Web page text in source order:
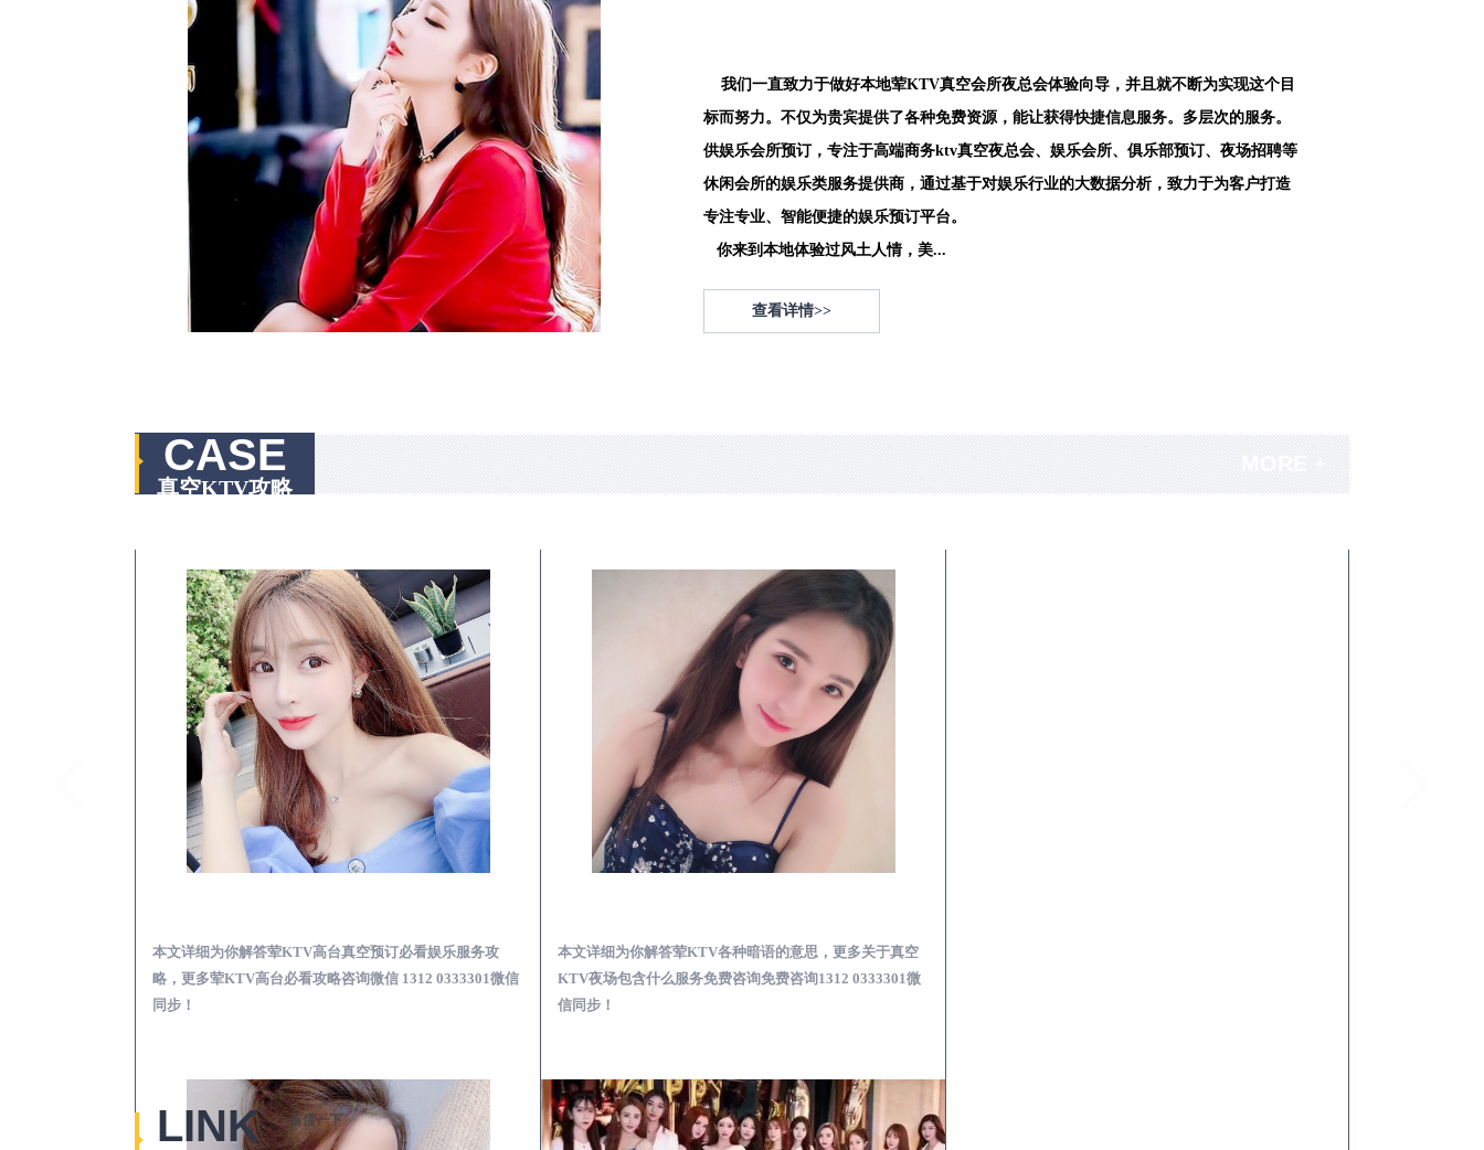
我们一直致力于做好本地荤KTV真空会所夜总会体验向导，并且就不断为实现这个目
标而努力。不仅为贵宾提供了各种免费资源，能让获得快捷信息服务。多层次的服务。
供娱乐会所预订，专注于高端商务ktv真空夜总会、娱乐会所、俱乐部预订、夜场招聘等
休闲会所的娱乐类服务提供商，通过基于对娱乐行业的大数据分析，致力于为客户打造
专注专业、智能便捷的娱乐预订平台。
你来到本地体验过风土人情，美...
查看详情>>
CASE
真空KTV攻略
本文详细为你解答荤KTV高台真空预订必看娱乐服务攻
略，更多荤KTV高台必看攻略咨询微信 1312 0333301微信
同步！
本文详细为你解答荤KTV各种暗语的意思，更多关于真空
KTV夜场包含什么服务免费咨询免费咨询1312 0333301微
信同步！
LINK 百度一下